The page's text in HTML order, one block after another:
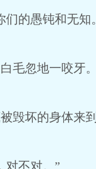
的愚钝和无知
毛忽地一咬牙。
毁坏的身体来到
不对。”